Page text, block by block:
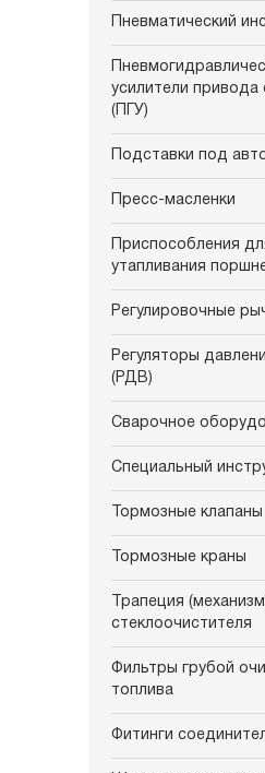
Пневматический
усилители привода
(ПГУ)
Подставки под
Пресс-масленки
Приспособления
утапливания
Регулировочные
Регуляторы
(РДВ)
Сварочное
Специальный
Тормозные клапаны
Тормозные краны
Трапеция
стеклоочистителя
Фильтры грубой
топлива
Фитинги